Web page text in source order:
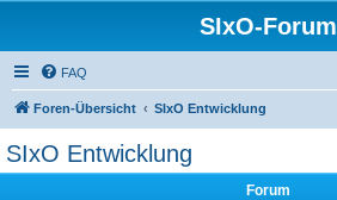
SIxO-Forum
FAQ
Foren-Übersicht SIxO Entwicklung
SIxO Entwicklung
Forum